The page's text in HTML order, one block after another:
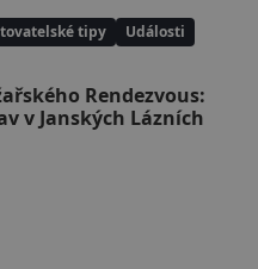
tipy
Události
Rendezvous:
v Janských Lázních